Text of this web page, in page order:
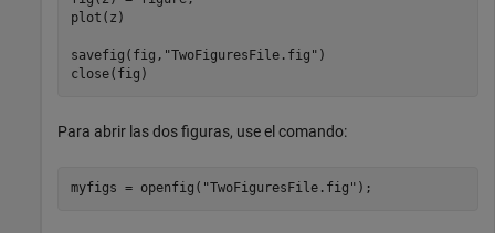
plot(z)
savefig(fig, "TwoFiguresFile.fig" )
close(fig)
Para abrir las dos figuras, use el comando:
myfigs = openfig( "TwoFiguresFile.fig" );